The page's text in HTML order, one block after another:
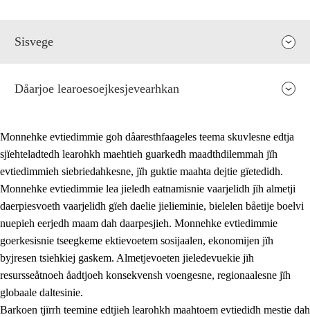
Sisvege
2. Lïeremen, evtiedimmien jïh skearkagimmien prinsihph
2.1 Sosijaale lïereme jïh evtiedimmie
Dåarjoe learoesoejkesjevearhkan
Monnehke evtiedimmie goh dåaresthfaageles teema skuvlesne edtja
sjïehteladtedh learohkh maehtieh guarkedh maadthdilemmah jïh
evtiedimmieh siebriedahkesne, jïh guktie maahta dejtie gïetedidh.
Monnehke evtiedimmie lea jieledh eatnamisnie vaarjelidh jïh almetji
daerpiesvoeth vaarjelidh gïeh daelie jielieminie, bielelen båetije boelvi
nuepieh eerjedh maam dah daarpesjieh. Monnehke evtiedimmie
goerkesisnie tseegkeme ektievoetem sosijaalen, ekonomijen jïh
byjresen tsiehkiej gaskem. Almetjevoeten jieledevuekie jïh
resursseåtnoeh åadtjoeh konsekvensh voengesne, regionaalesne jïh
globaale daltesinie.
Barkoen tjïrrh teemine edtjieh learohkh maahtoem evtiedidh mestie dah